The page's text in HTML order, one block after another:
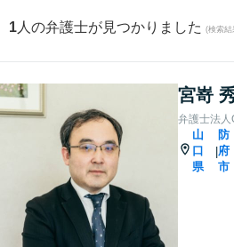
1 人の弁護士が見つかりました (検索結
宮嵜
弁護士法人
山
口
県
|
防
府
市